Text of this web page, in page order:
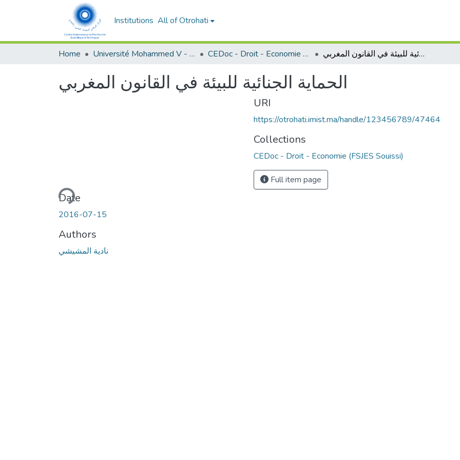
Institutions All of Otrohati
Home Université Mohammed V - Rabat CEDoc - Droit - Economie (FSJES Souissi) الحماية الجنائية للبيئة في القانون المغربي
الحماية الجنائية للبيئة في القانون المغربي
Loading...
Date
2016-07-15
Authors
نادية المشيشي
URI
https://otrohati.imist.ma/handle/123456789/47464
Collections
CEDoc - Droit - Economie (FSJES Souissi)
Full item page